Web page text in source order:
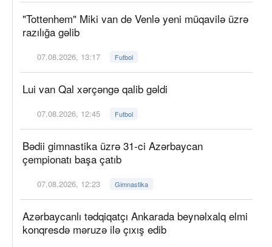
"Tottenhem" Miki van de Venlə yeni müqavilə üzrə
razılığa gəlib
07.08.2026, 13:17 Futbol
Lui van Qal xərçəngə qalib gəldi
07.08.2026, 12:45 Futbol
Bədii gimnastika üzrə 31-ci Azərbaycan
çempionatı başa çatıb
07.08.2026, 12:23 Gimnastika
Azərbaycanlı tədqiqatçı Ankarada beynəlxalq elmi
konqresdə məruzə ilə çıxış edib